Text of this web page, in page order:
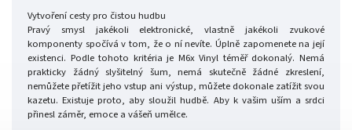
Vytvoření cesty pro čistou hudbu
Pravý smysl jakékoli elektronické, vlastně jakékoli zvukové
komponenty spočívá v tom, že o ní nevíte. Úplně zapomenete na její
existenci. Podle tohoto kritéria je M6x Vinyl téměř dokonalý. Nemá
prakticky žádný slyšitelný šum, nemá skutečně žádné zkreslení,
nemůžete přetížit jeho vstup ani výstup, můžete dokonale zatížit svou
kazetu. Existuje proto, aby sloužil hudbě. Aby k vašim uším a srdci
přinesl záměr, emoce a vášeň umělce.